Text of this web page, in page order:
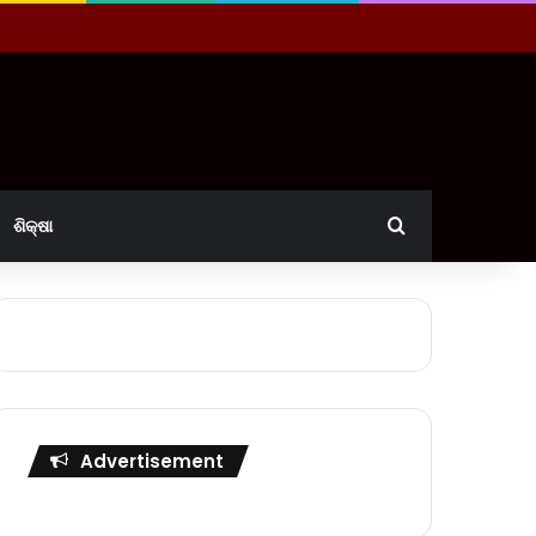
ଶିକ୍ଷା Search for
Advertisement